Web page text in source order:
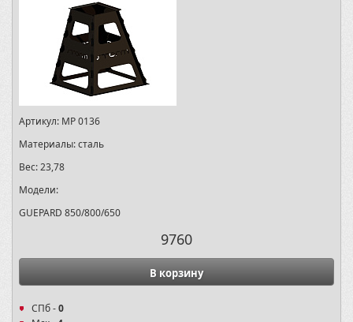
Артикул: MP 0136
Материалы:сталь
Вес:23,78
Модели:
GUEPARD 850/800/650
9760
В корзину
СПб -0